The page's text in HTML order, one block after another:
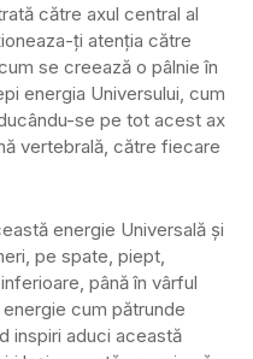
către axul central al
ți atenția către
se creează o pâlnie în
energia Universului, cum
se pe tot acest ax
vertebrală, către fiecare
energie Universală și
pe spate, piept,
până în vârful
cum pătrunde
inspiri aduci această